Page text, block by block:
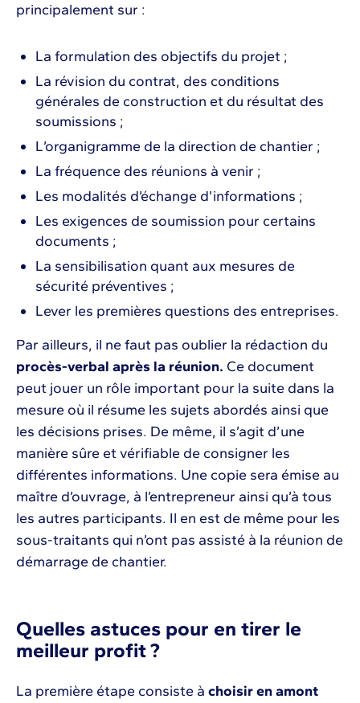
principalement sur :
La formulation des objectifs du projet ;
La révision du contrat, des conditions
générales de construction et du résultat des
soumissions ;
L’organigramme de la direction de chantier ;
La fréquence des réunions à venir ;
Les modalités d’échange d’informations ;
Les exigences de soumission pour certains
documents ;
La sensibilisation quant aux mesures de
sécurité préventives ;
Lever les premières questions des entreprises.
Par ailleurs, il ne faut pas oublier la rédaction du
procès-verbal après la réunion. Ce document
peut jouer un rôle important pour la suite dans la
mesure où il résume les sujets abordés ainsi que
les décisions prises. De même, il s’agit d’une
manière sûre et vérifiable de consigner les
différentes informations. Une copie sera émise au
maître d’ouvrage, à l’entrepreneur ainsi qu’à tous
les autres participants. Il en est de même pour les
sous-traitants qui n’ont pas assisté à la réunion de
démarrage de chantier.
Quelles astuces pour en tirer le
meilleur profit ?
La première étape consiste à choisir en amont